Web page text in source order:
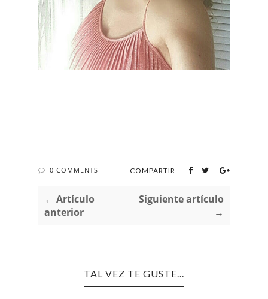
0 COMMENTS COMPARTIR:
← Artículo
anterior
Siguiente artículo
→
TAL VEZ TE GUSTE...